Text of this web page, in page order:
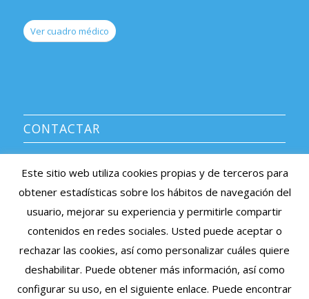
Ver cuadro médico
CONTACTAR
Información y citas: 91 639 08 38
e-mail: averroes@centromedicoaverroes.com
Listado de sociedades médicas asociadas >
Cita Previa Online
Este sitio web utiliza cookies propias y de terceros para
obtener estadísticas sobre los hábitos de navegación del
usuario, mejorar su experiencia y permitirle compartir
contenidos en redes sociales. Usted puede aceptar o
rechazar las cookies, así como personalizar cuáles quiere
deshabilitar. Puede obtener más información, así como
configurar su uso, en el siguiente enlace. Puede encontrar